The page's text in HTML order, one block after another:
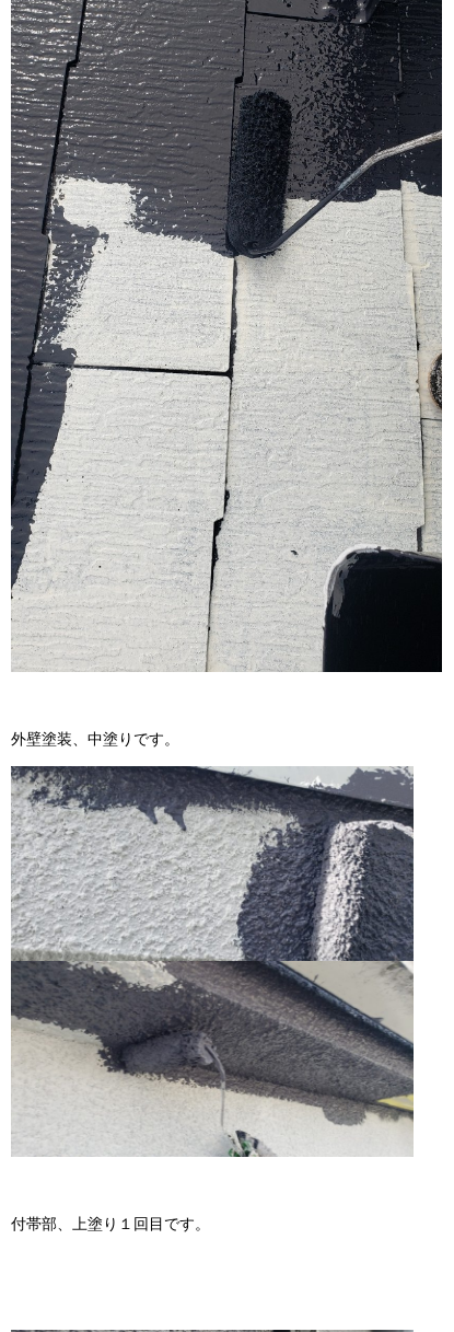
外壁塗装、中塗りです。
付帯部、上塗り１回目です。